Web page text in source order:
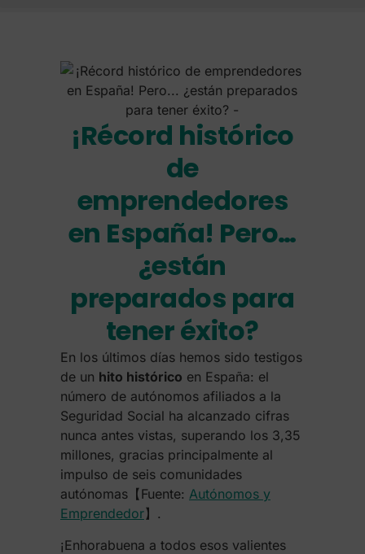
¡Récord histórico
de
emprendedores
en España! Pero…
¿están
preparados para
tener éxito?
En los últimos días hemos sido testigos
de un hito histórico en España: el
número de autónomos afiliados a la
Seguridad Social ha alcanzado cifras
nunca antes vistas, superando los 3,35
millones, gracias principalmente al
impulso de seis comunidades
autónomas【Fuente: Autónomos y
Emprendedor】.
¡Enhorabuena a todos esos valientes